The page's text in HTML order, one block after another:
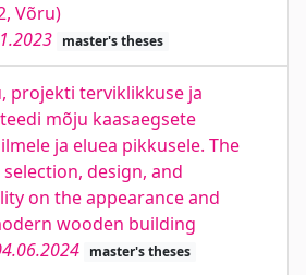
Võru)
master's theses
projekti terviklikkuse ja
mõju kaasaegsete
ja eluea pikkusele. The
design, and
on the appearance and
wooden building
master's theses